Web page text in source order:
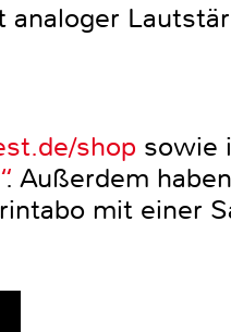
shop sowie
. Außerdem
mit einer